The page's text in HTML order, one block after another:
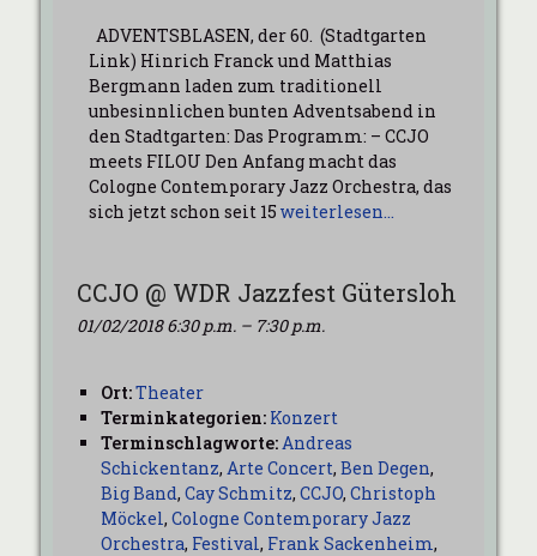
ADVENTSBLASEN, der 60. (Stadtgarten
Link) Hinrich Franck und Matthias
Bergmann laden zum traditionell
unbesinnlichen bunten Adventsabend in
den Stadtgarten: Das Programm: – CCJO
meets FILOU Den Anfang macht das
Cologne Contemporary Jazz Orchestra, das
sich jetzt schon seit 15 weiterlesen…
CCJO @ WDR Jazzfest Gütersloh
01/02/2018 6:30 p.m. – 7:30 p.m.
Ort:Theater
Terminkategorien: Konzert
Terminschlagworte:Andreas
Schickentanz, Arte Concert, Ben Degen,
Big Band, Cay Schmitz, CCJO, Christoph
Möckel, Cologne Contemporary Jazz
Orchestra, Festival, Frank Sackenheim,